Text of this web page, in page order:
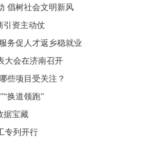
倡树社会文明新风
引资主动仗
务促人才返乡稳就业
大会在济南召开
些项目受关注？
换道领跑”
据宝藏
专列开行